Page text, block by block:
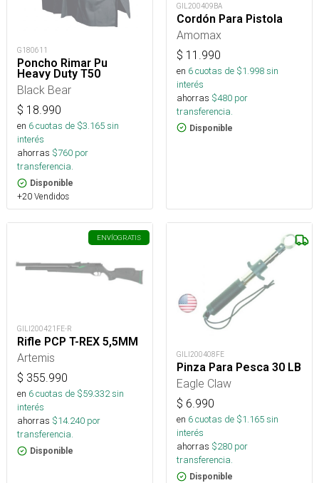
G180611
Poncho Rimar Pu
Heavy Duty T50
Black Bear
$ 18.990
en 6cuotas de $3.165sin
interés
ahorras $760 por
transferencia.
Disponible
+20 Vendidos
GIL200409BA
Cordón Para Pistola
Amomax
$ 11.990
en 6cuotas de $1.998sin
interés
ahorras $480 por
transferencia.
Disponible
ENVÍOGRATIS
GILI200421FE-R
Rifle PCP T-REX 5,5MM
Artemis
$ 355.990
en 6cuotas de $59.332sin
interés
ahorras $14.240 por
transferencia.
Disponible
GILI200408FE
Pinza Para Pesca 30 LB
Eagle Claw
$ 6.990
en 6cuotas de $1.165sin
interés
ahorras $280 por
transferencia.
Disponible